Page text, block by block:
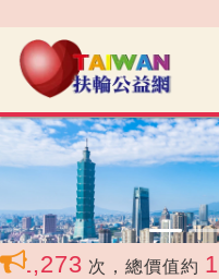
‹
次，總價值約